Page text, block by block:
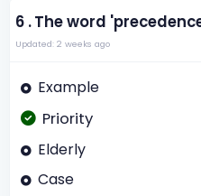
6 .The word
Updated: 2 weeks ago
Example
Priority
Elderly
Case